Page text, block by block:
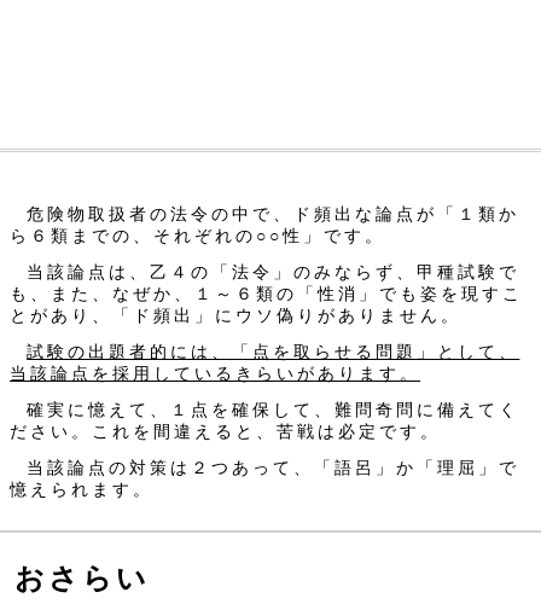
危険物取扱者の法令の中で、ド頻出な論点が「１類か
ら６類までの、それぞれの○○性」です。
当該論点は、乙４の「法令」のみならず、甲種試験で
も、また、なぜか、１～６類の「性消」でも姿を現すこ
とがあり、「ド頻出」にウソ偽りがありません。
試験の出題者的には、「点を取らせる問題」として、
当該論点を採用しているきらいがあります。
確実に憶えて、１点を確保して、難問奇問に備えてく
ださい。これを間違えると、苦戦は必定です。
当該論点の対策は２つあって、「語呂」か「理屈」で
憶えられます。
おさらい